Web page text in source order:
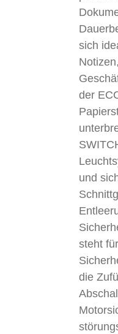
sich
der
und
steht
die